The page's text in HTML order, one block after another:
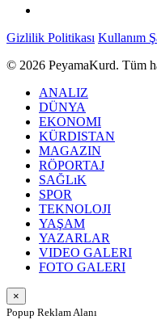
Gizlilik Politikası Kullanım
© 2026 PeyamaKurd. Tüm
ANALIZ
DÜNYA
EKONOMI
KÜRDISTAN
MAGAZIN
RÖPORTAJ
SAĞLıK
SPOR
TEKNOLOJI
YAŞAM
YAZARLAR
VIDEO GALERI
FOTO GALERI
×
Popup Reklam Alanı